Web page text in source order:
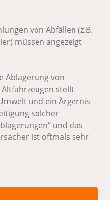
von Abfällen (z.B.
müssen angezeigt
Ablagerung von
stellt
und ein Ärgernis
solcher
und das
ist oftmals sehr